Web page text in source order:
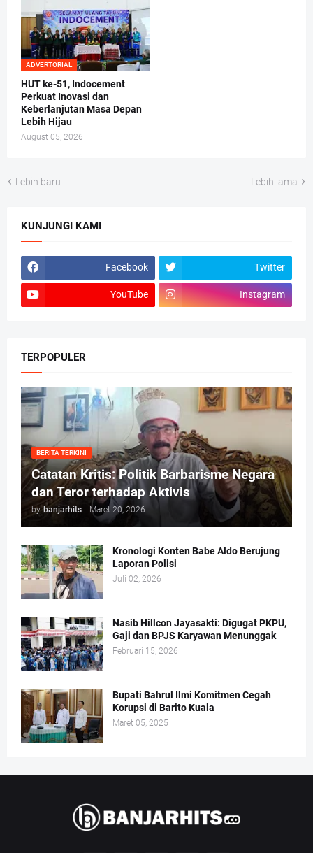
ADVERTORIAL
HUT ke-51, Indocement
Perkuat Inovasi dan
Keberlanjutan Masa Depan
Lebih Hijau
August 05, 2026
Lebih baru Lebih lama
KUNJUNGI KAMI
Facebook Twitter
YouTube Instagram
TERPOPULER
BERITA TERKINI
Catatan Kritis: Politik Barbarisme Negara
dan Teror terhadap Aktivis
by banjarhits - Maret 20, 2026
Kronologi Konten Babe Aldo Berujung
Laporan Polisi
Juli 02, 2026
Nasib Hillcon Jayasakti: Digugat PKPU,
Gaji dan BPJS Karyawan Menunggak
Februari 15, 2026
Bupati Bahrul Ilmi Komitmen Cegah
Korupsi di Barito Kuala
Maret 05, 2025